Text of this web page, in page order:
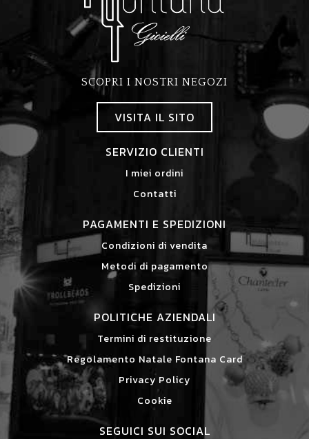
SCOPRI I NOSTRI NEGOZI
VISITA IL SITO
SERVIZIO CLIENTI
I miei ordini
Contatti
PAGAMENTI E SPEDIZIONI
Condizioni di vendita
Metodi di pagamento
Spedizioni
POLITICHE AZIENDALI
Termini di restituzione
Regolamento Natale Fontana Card
Privacy Policy
Cookie
SEGUICI SUI SOCIAL